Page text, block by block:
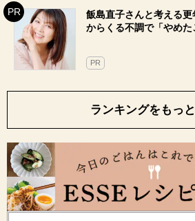
飯島直子さんと考える
からくる不調で「やめた
PR
ランキングをもっ